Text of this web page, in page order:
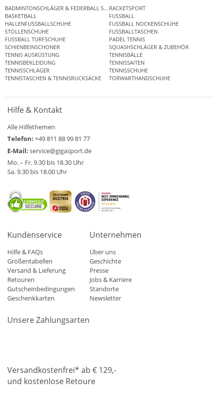
BADMINTONSCHLÄGER & FEDERBALL SETSRACKETSPORT
BASKETBALL
FUSSBALL
HALLENFUSSBALLSCHUHE
FUSSBALL NOCKENSCHUHE
STOLLENSCHUHE
FUSSBALLTASCHEN
FUSSBALL TURFSCHUHE
PADEL TENNIS
SCHIENBEINSCHONER
SQUASHSCHLÄGER & ZUBEHÖR
TENNIS AUSRÜSTUNG
TENNISBÄLLE
TENNISBEKLEIDUNG
TENNISSAITEN
TENNISSCHLÄGER
TENNISSCHUHE
TENNISTASCHEN & TENNISRUCKSÄCKE
TORWARTHANDSCHUHE
Hilfe & Kontakt
Alle Hilfethemen
Telefon: +49 811 88 99 81 77
E-Mail: service@gigasport.de
Mo. – Fr. 9.30 bis 18.30 Uhr
Sa. 9.30 bis 18.00 Uhr
Kundenservice
Hilfe & FAQs
Größentabellen
Versand & Lieferung
Retouren
Gutscheinbedingungen
Geschenkkarten
Unternehmen
Über uns
Geschichte
Presse
Jobs & Karriere
Standorte
Newsletter
Unsere Zahlungsarten
Versandkostenfrei* ab € 129,-
und kostenlose Retoure